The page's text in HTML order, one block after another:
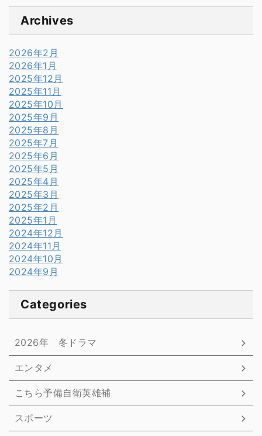
Archives
2026年2月
2026年1月
2025年12月
2025年11月
2025年10月
2025年9月
2025年8月
2025年7月
2025年6月
2025年5月
2025年4月
2025年3月
2025年2月
2025年1月
2024年12月
2024年11月
2024年10月
2024年9月
Categories
2026年 冬ドラマ
エンタメ
こちら予備自衛英雄補
スポーツ